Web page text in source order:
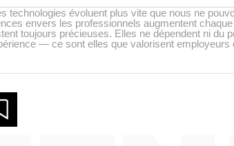
technologies évoluent plus vite que nous ne
envers les professionnels augmentent chaque
toujours précieuses. Elles ne dépendent ni du
— ce sont elles que valorisent employeurs